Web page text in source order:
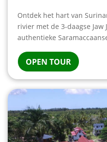
Ontdek het hart van
rivier met de 3-daagse Jaw
authentieke
OPEN TOUR